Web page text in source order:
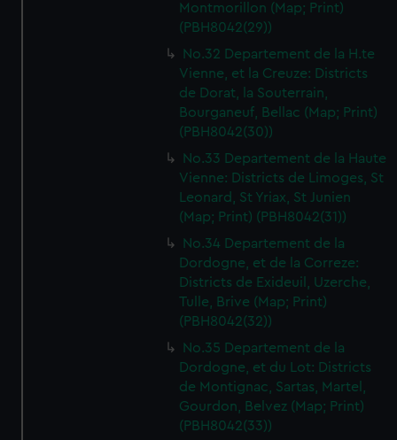
Montmorillon (Map; Print)
(PBH8042(29))
No.32 Departement de la H.te
Vienne, et la Creuze: Districts
de Dorat, la Souterrain,
Bourganeuf, Bellac (Map; Print)
(PBH8042(30))
No.33 Departement de la Haute
Vienne: Districts de Limoges, St
Leonard, St Yriax, St Junien
(Map; Print) (PBH8042(31))
No.34 Departement de la
Dordogne, et de la Correze:
Districts de Exideuil, Uzerche,
Tulle, Brive (Map; Print)
(PBH8042(32))
No.35 Departement de la
Dordogne, et du Lot: Districts
de Montignac, Sartas, Martel,
Gourdon, Belvez (Map; Print)
(PBH8042(33))